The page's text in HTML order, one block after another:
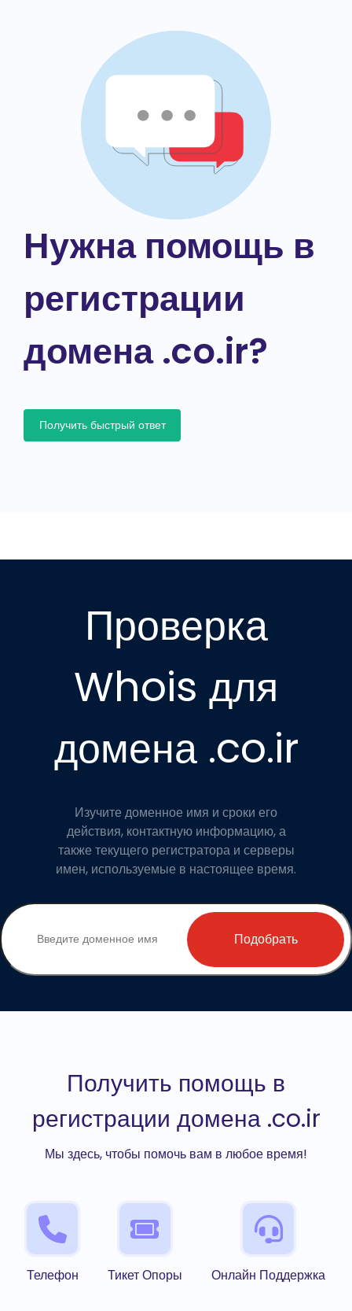
Нужна помощь в
регистрации
домена .co.ir?
Получить быстрый ответ
Проверка
Whois для
домена .co.ir
Изучите доменное имя и сроки его
действия, контактную информацию, а
также текущего регистратора и серверы
имен, используемые в настоящее время.
Подобрать
Получить помощь в
регистрации домена .co.ir
Мы здесь, чтобы помочь вам в любое время!
Телефон Тикет Опоры Онлайн Поддержка